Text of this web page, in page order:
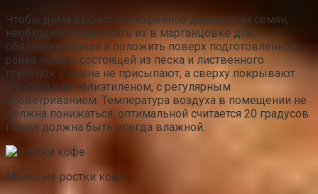
Чтобы дома вырастить кофейное деревце из семян,
необходимо подержать их в марганцовке для
обеззараживания и положить поверх подготовленной
ранее почвы, состоящей из песка и лиственного
перегноя. Семена не присыпают, а сверху покрывают
стеклом или полиэтиленом, с регулярным
проветриванием. Температура воздуха в помещении не
должна понижаться, оптимальной считается 20 градусов.
Почва должна быть всегда влажной.
Молодые ростки кофе